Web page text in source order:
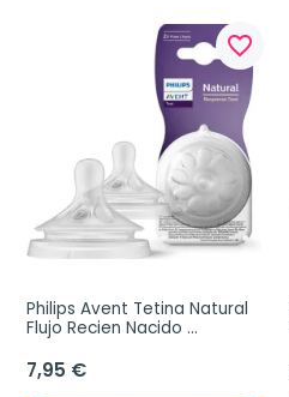
favorite_border
Philips Avent Tetina Natural
Flujo Recien Nacido
7,95 €